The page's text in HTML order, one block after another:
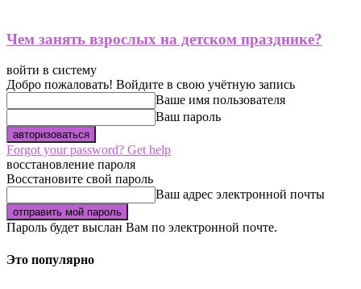
Чем занять взрослых на детском празднике?
войти в систему
Добро пожаловать! Войдите в свою учётную запись
Ваше имя пользователя
Ваш пароль
Forgot your password? Get help
восстановление пароля
Восстановите свой пароль
Ваш адрес электронной почты
Пароль будет выслан Вам по электронной почте.
Это популярно